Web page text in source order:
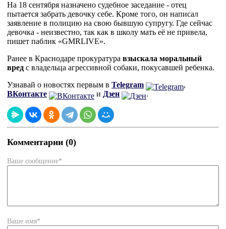
На 18 сентября назначено судебное заседание - отец
пытается забрать девочку себе. Кроме того, он написал
заявление в полицию на свою бывшую супругу. Где сейчас
девочка - неизвестно, так как в школу мать её не привела,
пишет паблик «GMRLIVE».
Ранее в Краснодаре прокуратура взыскала моральный
вред с владельца агрессивной собаки, покусавшей ребенка.
Узнавай о новостях первым в Telegram
,
ВКонтакте
и Дзен .
Комментарии (0)
Ваше сообщение*
Ваше имя*